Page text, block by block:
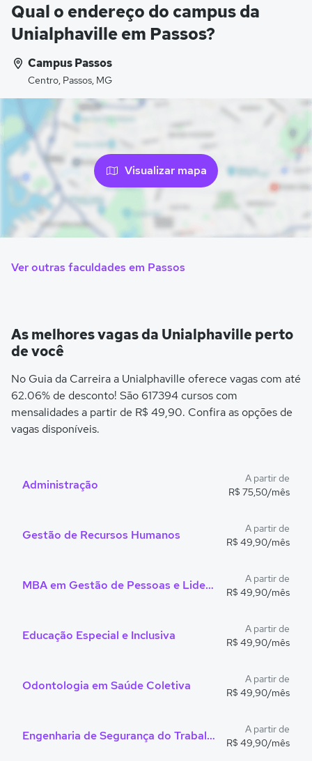
Qual o endereço do campus da
Unialphaville em Passos?
Campus Passos
Centro, Passos, MG
Visualizar mapa
Ver outras faculdades em Passos
As melhores vagas da Unialphaville perto
de você
No Guia da Carreira a Unialphaville oferece vagas com até
62.06% de desconto! São 617394 cursos com
mensalidades a partir de R$ 49,90. Confira as opções de
vagas disponíveis.
Administração
A partir de
R$ 75,50/mês
Gestão de Recursos Humanos
A partir de
R$ 49,90/mês
MBA em Gestão de Pessoas e Liderança
A partir de
R$ 49,90/mês
Educação Especial e Inclusiva
A partir de
R$ 49,90/mês
Odontologia em Saúde Coletiva
A partir de
R$ 49,90/mês
Engenharia de Segurança do Trabalho
A partir de
R$ 49,90/mês